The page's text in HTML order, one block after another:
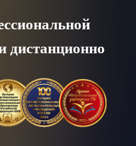
дистанционно